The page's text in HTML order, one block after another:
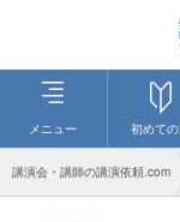
メニュー 初めて
講演会・講師の講演依頼.com